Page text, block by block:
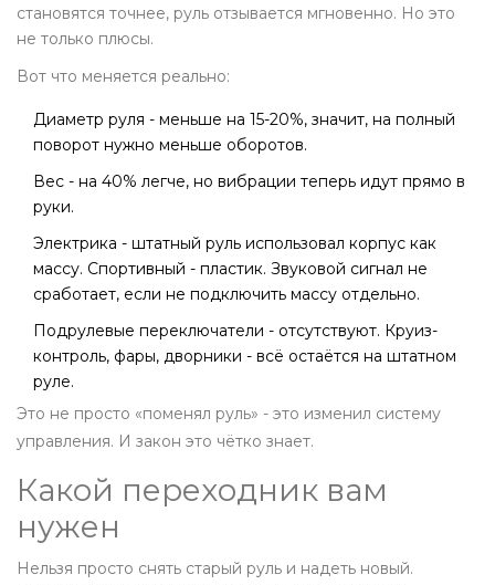
становятся точнее, руль отзывается мгновенно. Но это
не только плюсы.
Вот что меняется реально:
Диаметр руля - меньше на 15-20%, значит, на полный
поворот нужно меньше оборотов.
Вес - на 40% легче, но вибрации теперь идут прямо в
руки.
Электрика - штатный руль использовал корпус как
массу. Спортивный - пластик. Звуковой сигнал не
сработает, если не подключить массу отдельно.
Подрулевые переключатели - отсутствуют. Круиз-
контроль, фары, дворники - всё остаётся на штатном
руле.
Это не просто «поменял руль» - это изменил систему
управления. И закон это чётко знает.
Какой переходник вам
нужен
Нельзя просто снять старый руль и надеть новый.